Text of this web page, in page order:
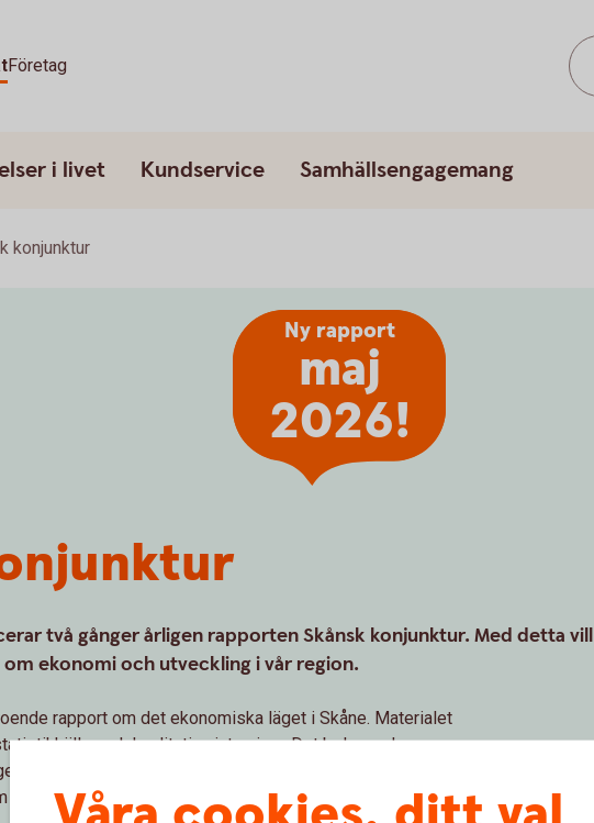
Företag
i livet Kundservice Samhällsengagemang
konjunktur
två gånger årligen rapporten Skånsk konjunktur. Med detta vill
ekonomi och utveckling i vår region.
rapport om det ekonomiska läget i Skåne. Materialet
och kvalitativa intervjuer. Det belyser den
utifrån dimensionerna invånare och näringsliv i såväl
ner på delregion- och detaljnivå i samtliga 33 kommuner i
Ny rapport
maj
2026!